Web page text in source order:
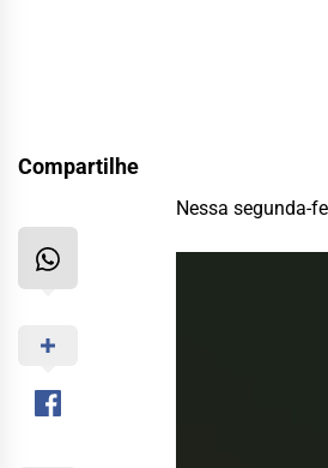
Compartilhe
Nessa segunda-